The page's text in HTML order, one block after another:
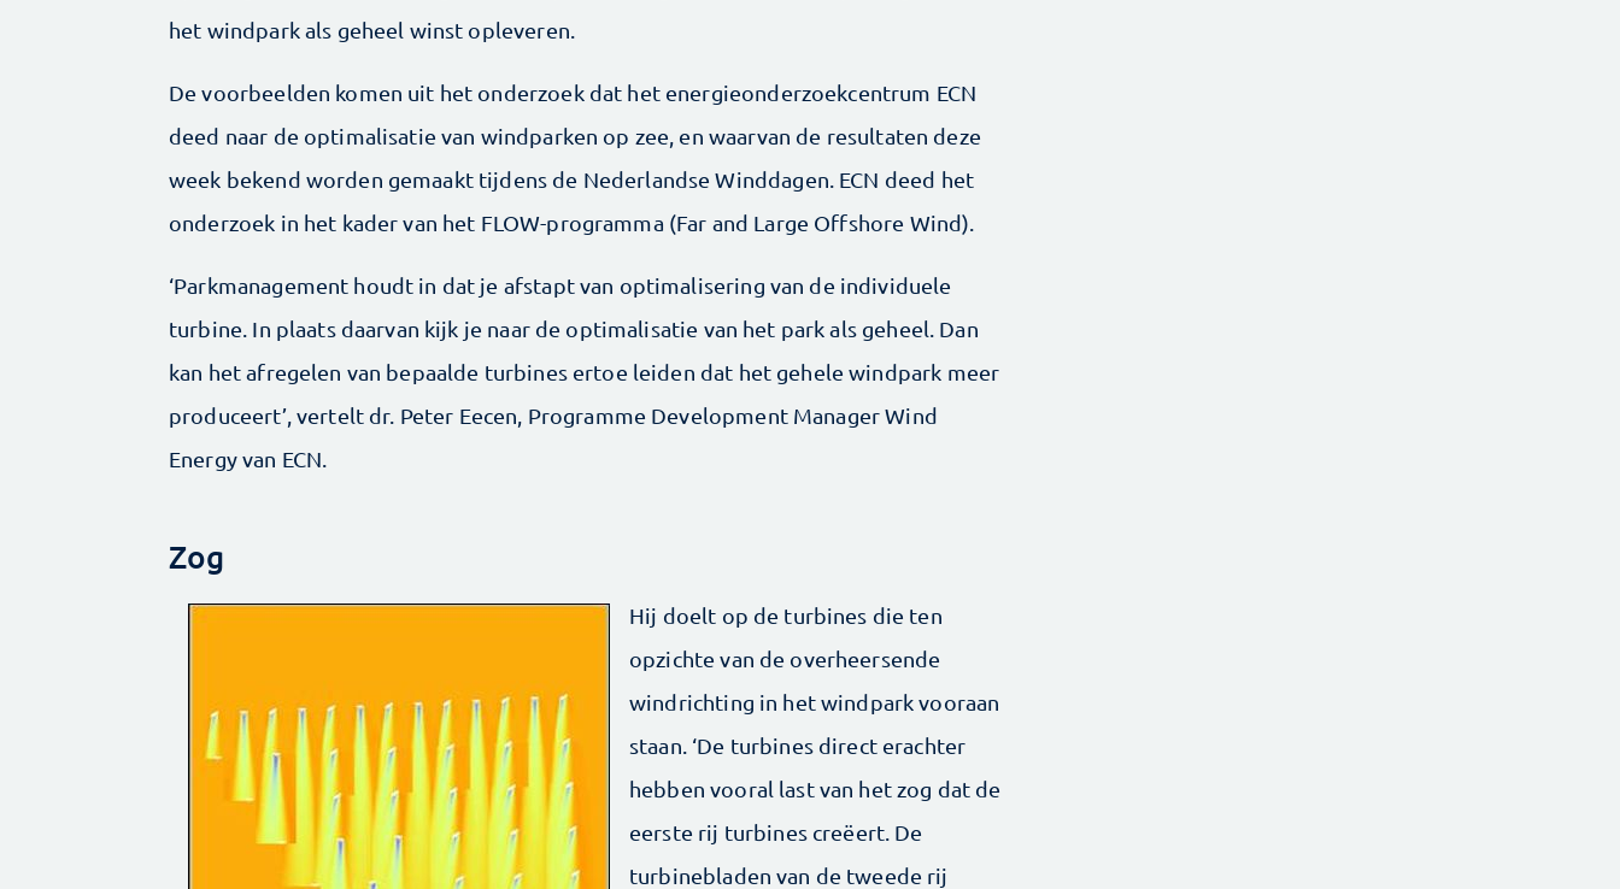
het windpark als geheel winst opleveren.
De voorbeelden komen uit het onderzoek dat het energieonderzoekcentrum ECN
deed naar de optimalisatie van windparken op zee, en waarvan de resultaten deze
week bekend worden gemaakt tijdens de Nederlandse Winddagen. ECN deed het
onderzoek in het kader van het FLOW-programma (Far and Large Offshore Wind).
‘Parkmanagement houdt in dat je afstapt van optimalisering van de individuele
turbine. In plaats daarvan kijk je naar de optimalisatie van het park als geheel. Dan
kan het afregelen van bepaalde turbines ertoe leiden dat het gehele windpark meer
produceert’, vertelt dr. Peter Eecen, Programme Development Manager Wind
Energy van ECN.
Zog
Hij doelt op de turbines die ten
opzichte van de overheersende
windrichting in het windpark vooraan
staan. ‘De turbines direct erachter
hebben vooral last van het zog dat de
eerste rij turbines creëert. De
turbinebladen van de tweede rij